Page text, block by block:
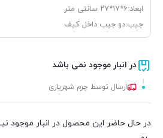
ابعاد:۶*۱۷*۲۷ سانتی متر
جیب:دو جیب داخل کیف
در انبار موجود نمی باشد
ارسال توسط چرم شهریاری
در حال حاضر این محصول در انبار